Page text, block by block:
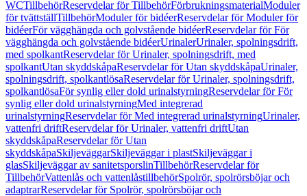
WCTillbehörReservdelar för TillbehörFörbrukningsmaterialModuler
för tvättställTillbehörModuler för bidéerReservdelar för Moduler för
bidéerFör vägghängda och golvstående bidéerReservdelar för För
vägghängda och golvstående bidéerUrinalerUrinaler, spolningsdrift,
med spolkantReservdelar för Urinaler, spolningsdrift, med
spolkantUtan skyddskåpaReservdelar för Utan skyddskåpaUrinaler,
spolningsdrift, spolkantlösaReservdelar för Urinaler, spolningsdrift,
spolkantlösaFör synlig eller dold urinalstyrningReservdelar för För
synlig eller dold urinalstyrningMed integrerad
urinalstyrningReservdelar för Med integrerad urinalstyrningUrinaler,
vattenfri driftReservdelar för Urinaler, vattenfri driftUtan
skyddskåpaReservdelar för Utan
skyddskåpaSkiljeväggarSkiljeväggar i plastSkiljeväggar i
glasSkiljeväggar av sanitetsporslinTillbehörReservdelar för
TillbehörVattenlås och vattenlåstillbehörSpolrör, spolrörsböjar och
adaptrarReservdelar för Spolrör, spolrörsböjar och